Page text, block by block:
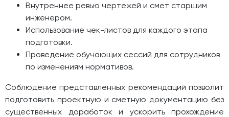
Внутреннее ревью чертежей и смет старшим
инженером.
Использование чек-листов для каждого этапа
подготовки.
Проведение обучающих сессий для сотрудников
по изменениям нормативов.
Соблюдение представленных рекомендаций позволит
подготовить проектную и сметную документацию без
существенных доработок и ускорить прохождение